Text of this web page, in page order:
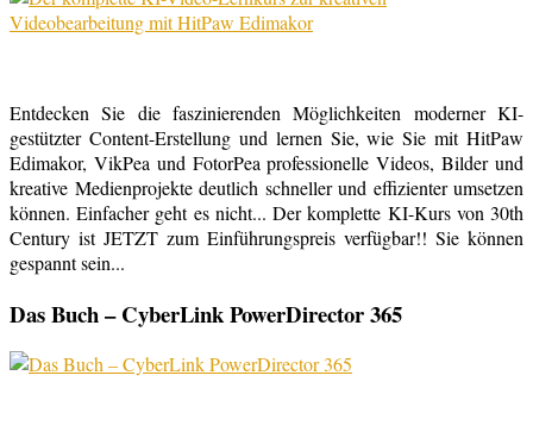
Entdecken Sie die faszinierenden Möglichkeiten moderner KI-
gestützter Content-Erstellung und lernen Sie, wie Sie mit HitPaw
Edimakor, VikPea und FotorPea professionelle Videos, Bilder und
kreative Medienprojekte deutlich schneller und effizienter umsetzen
können. Einfacher geht es nicht... Der komplette KI-Kurs von 30th
Century ist JETZT zum Einführungspreis verfügbar!! Sie können
gespannt sein...
Das Buch – CyberLink PowerDirector 365